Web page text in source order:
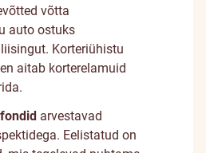
võtta
auto ostuks
Korteriühistu
aitab korterelamuid
arvestavad
Eelistatud on